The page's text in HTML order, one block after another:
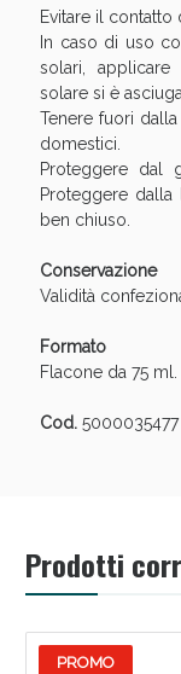
Evitare il contatto
In caso di uso
solari,
solare si è
Tenere fuori
domestici.
Proteggere dal
Proteggere
ben chiuso.
Conservazione
Validità
Formato
Flacone da 75 ml.
Cod.5000035477
Prodotti
PROMO